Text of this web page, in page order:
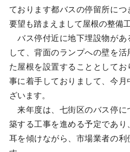
ております都バスの停留所に
要望も踏まえまして屋根の整備
バス停付近に地下埋設物があ
して、背面のランプへの壁を
た屋根を設置することとしてお
事に着手しておりまして、今
ざいます。
来年度は、七街区のバス停に
築する工事を進める予定であり
耳を傾けながら、市場業者の利